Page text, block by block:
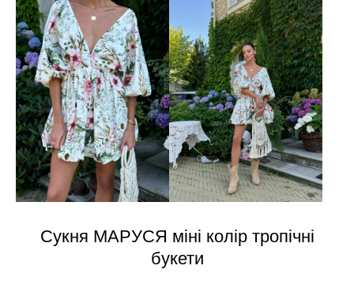
Сукня МАРУСЯ міні колір тропічні
букети